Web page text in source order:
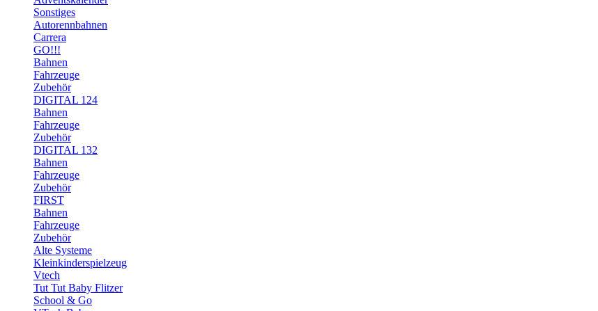
Sonstiges
Autorennbahnen
Carrera
GO!!!
Bahnen
Fahrzeuge
Zubehör
DIGITAL 124
Bahnen
Fahrzeuge
Zubehör
DIGITAL 132
Bahnen
Fahrzeuge
Zubehör
FIRST
Bahnen
Fahrzeuge
Zubehör
Alte Systeme
Kleinkinderspielzeug
Vtech
Tut Tut Baby Flitzer
School & Go